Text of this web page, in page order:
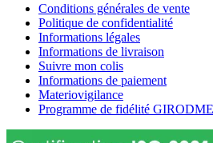
Conditions générales de vente
Politique de confidentialité
Informations légales
Informations de livraison
Suivre mon colis
Informations de paiement
Materiovigilance
Programme de fidélité